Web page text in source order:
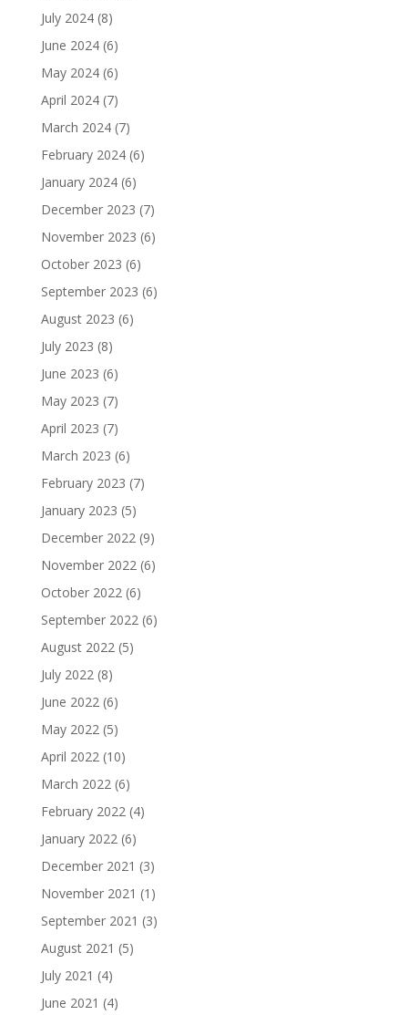
July 2024(8)
June 2024(6)
May 2024(6)
April 2024(7)
March 2024(7)
February 2024(6)
January 2024(6)
December 2023 (7)
November 2023 (6)
October 2023 (6)
September 2023 (6)
August 2023 (6)
July 2023 (8)
June 2023 (6)
May 2023 (7)
April 2023 (7)
March 2023 (6)
February 2023 (7)
January 2023 (5)
December 2022(9)
November 2022(6)
October 2022(6)
September 2022(6)
August 2022(5)
July 2022(8)
June 2022(6)
May 2022(5)
April 2022(10)
March 2022(6)
February 2022(4)
January 2022(6)
December 2021 (3)
November 2021 (1)
September 2021 (3)
August 2021 (5)
July 2021 (4)
June 2021 (4)